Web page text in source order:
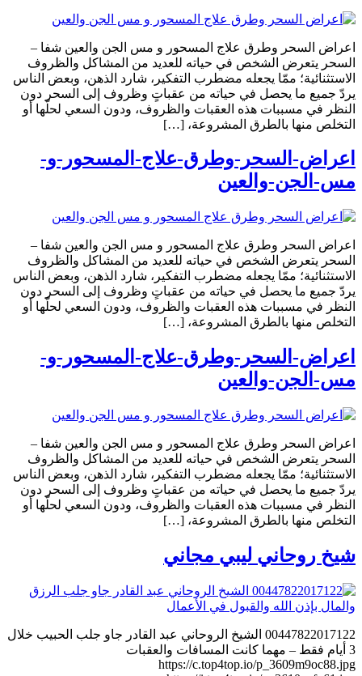
اعراض السحر وطرق علاج المسحور و مس الجن والعين شفا –
السحر يتعرض الشخص في حياته للعديد من المشاكل والظروف
الاستثنائية؛ ممّا يجعله مضطرب التفكير، شارد الذهن، وبعض الناس
يردّ جميع ما يحصل في حياته من عقباتٍ وظروف إلى السحر دون
النظر في مسببات هذه العقبات والظروف، ودون السعي لحلّها أو
التخلص منها بالطرق المشروعة، […]
اعراض-السحر-وطرق-علاج-المسحور-و-
مس-الجن-والعين
اعراض السحر وطرق علاج المسحور و مس الجن والعين شفا –
السحر يتعرض الشخص في حياته للعديد من المشاكل والظروف
الاستثنائية؛ ممّا يجعله مضطرب التفكير، شارد الذهن، وبعض الناس
يردّ جميع ما يحصل في حياته من عقباتٍ وظروف إلى السحر دون
النظر في مسببات هذه العقبات والظروف، ودون السعي لحلّها أو
التخلص منها بالطرق المشروعة، […]
اعراض-السحر-وطرق-علاج-المسحور-و-
مس-الجن-والعين
اعراض السحر وطرق علاج المسحور و مس الجن والعين شفا –
السحر يتعرض الشخص في حياته للعديد من المشاكل والظروف
الاستثنائية؛ ممّا يجعله مضطرب التفكير، شارد الذهن، وبعض الناس
يردّ جميع ما يحصل في حياته من عقباتٍ وظروف إلى السحر دون
النظر في مسببات هذه العقبات والظروف، ودون السعي لحلّها أو
التخلص منها بالطرق المشروعة، […]
شيخ روحاني ليبي مجاني
00447822017122 الشيخ الروحاني عبد القادر جاو جلب الحبيب خلال
3 أيام فقط – مهما كانت المسافات والعقبات
https://c.top4top.io/p_3609m9oc88.jpg